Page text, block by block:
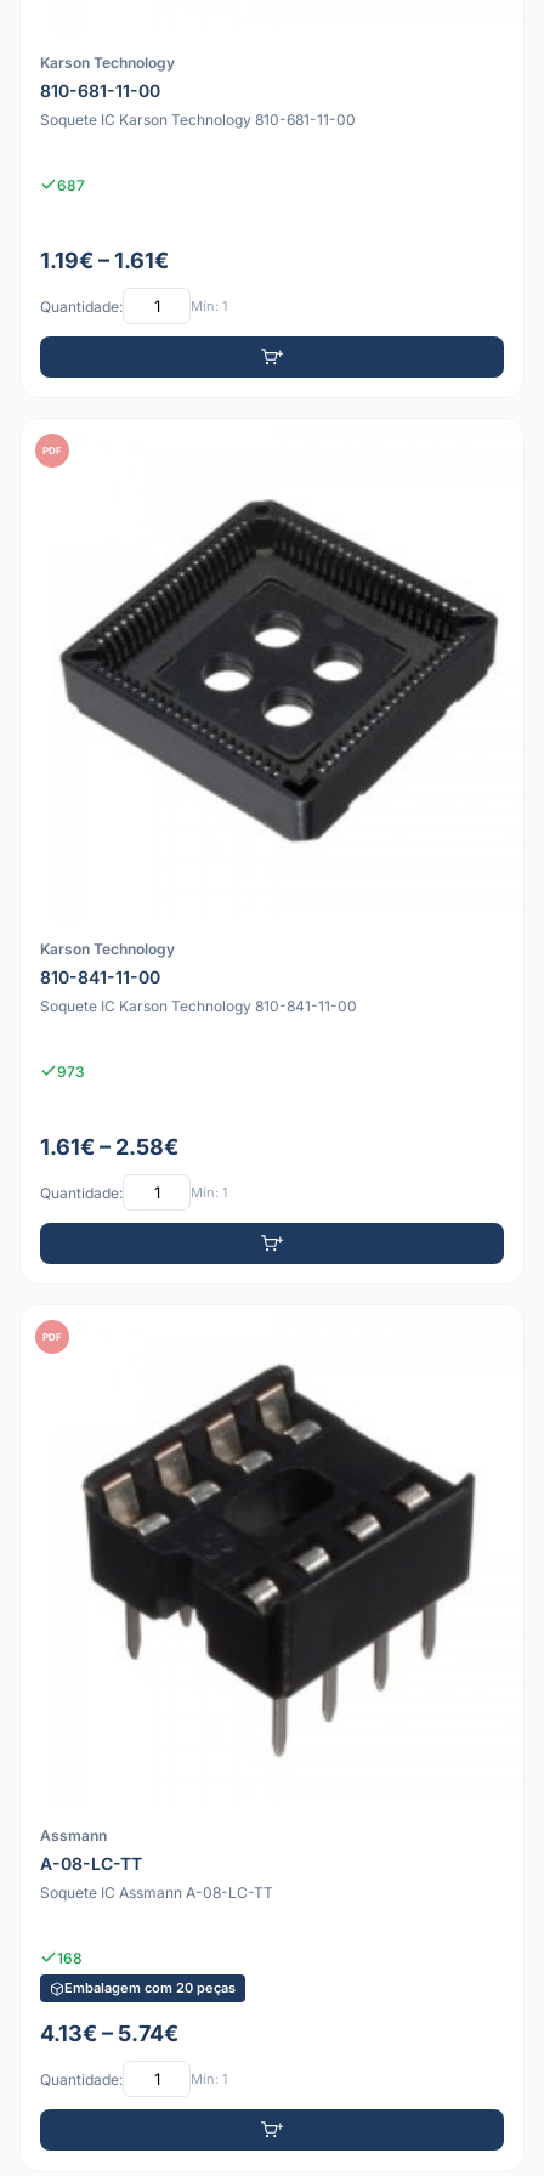
Karson Technology
810-681-11-00
Soquete IC Karson Technology 810-681-11-00
687
1.19€ – 1.61€
Quantidade: Mín: 1
PDF
Karson Technology
810-841-11-00
Soquete IC Karson Technology 810-841-11-00
973
1.61€ – 2.58€
Quantidade: Mín: 1
PDF
Assmann
A-08-LC-TT
Soquete IC Assmann A-08-LC-TT
168
Embalagem com 20 peças
4.13€ – 5.74€
Quantidade: Mín: 1